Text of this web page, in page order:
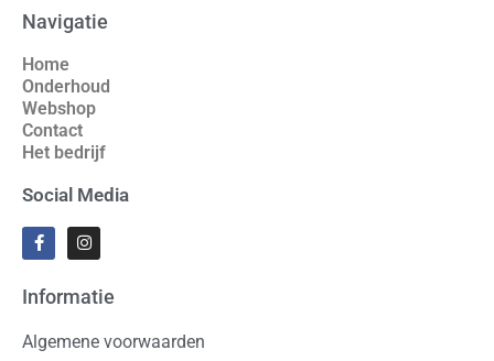
Navigatie
Home
Onderhoud
Webshop
Contact
Het bedrijf
Social Media
Informatie
Algemene voorwaarden